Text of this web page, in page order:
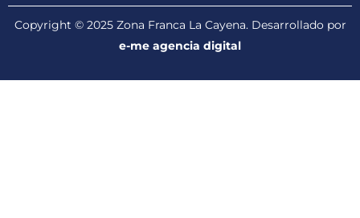
Copyright © 2025 Zona Franca La Cayena. Desarrollado por
e-me agencia digital